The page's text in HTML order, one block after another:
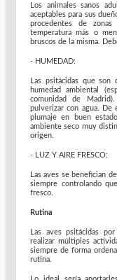
Los animales sanos
aceptables para sus
procedentes de
temperatura más o
bruscos de la misma.
- HUMEDAD:
Las psitácidas que
humedad ambiental
comunidad de
pulverizar con agua. De
plumaje en buen
ambiente seco muy
origen.
- LUZ Y AIRE FRESCO:
Las aves se benefician
siempre controlando
fresco.
Rutina
Las aves psitácidas
realizar múltiples
siempre de forma
rutina.